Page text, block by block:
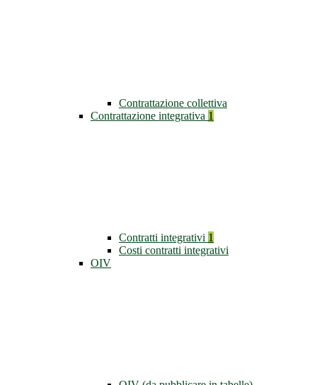
Contrattazione collettiva
Contrattazione integrativa 1
Contratti integrativi 1
Costi contratti integrativi
OIV